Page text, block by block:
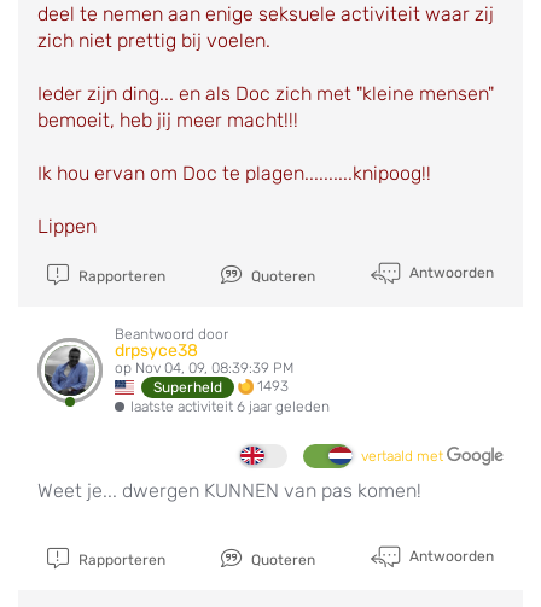
deel te nemen aan enige seksuele activiteit waar zij
zich niet prettig bij voelen.
Ieder zijn ding... en als Doc zich met "kleine mensen"
bemoeit, heb jij meer macht!!!
Ik hou ervan om Doc te plagen..........knipoog!!
Lippen
Rapporteren Quoteren Antwoorden
Beantwoord door
drpsyce38
op Nov 04, 09, 08:39:39 PM
Superheld
1493
laatste activiteit 6 jaar geleden
vertaald met
Weet je... dwergen KUNNEN van pas komen!
Rapporteren Quoteren Antwoorden